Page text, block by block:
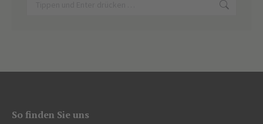
So finden Sie uns